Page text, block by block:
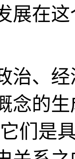
展在
治、
念的
们是